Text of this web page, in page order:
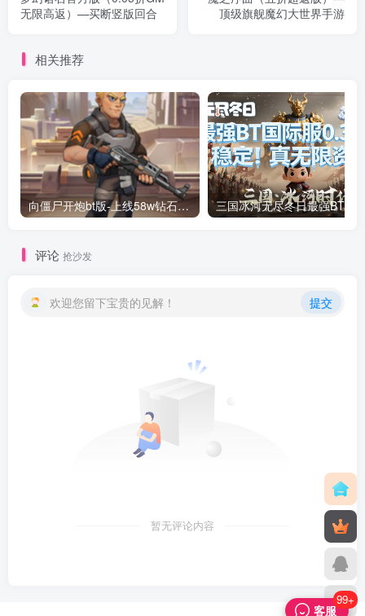
无限高返）—买断竖版回合
顶级旗舰魔幻大世界手游
相关推荐
向僵尸开炮bt版-上线58w钻石绝世炫彩等宝石！万人联网！稳定2年！
评论 抢沙发
欢迎您留下宝贵的见解！ 提交
暂无评论内容
客服
99+